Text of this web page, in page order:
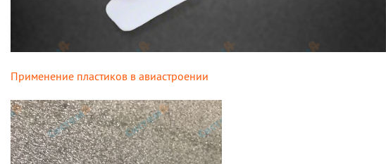
Применение пластиков в авиастроении